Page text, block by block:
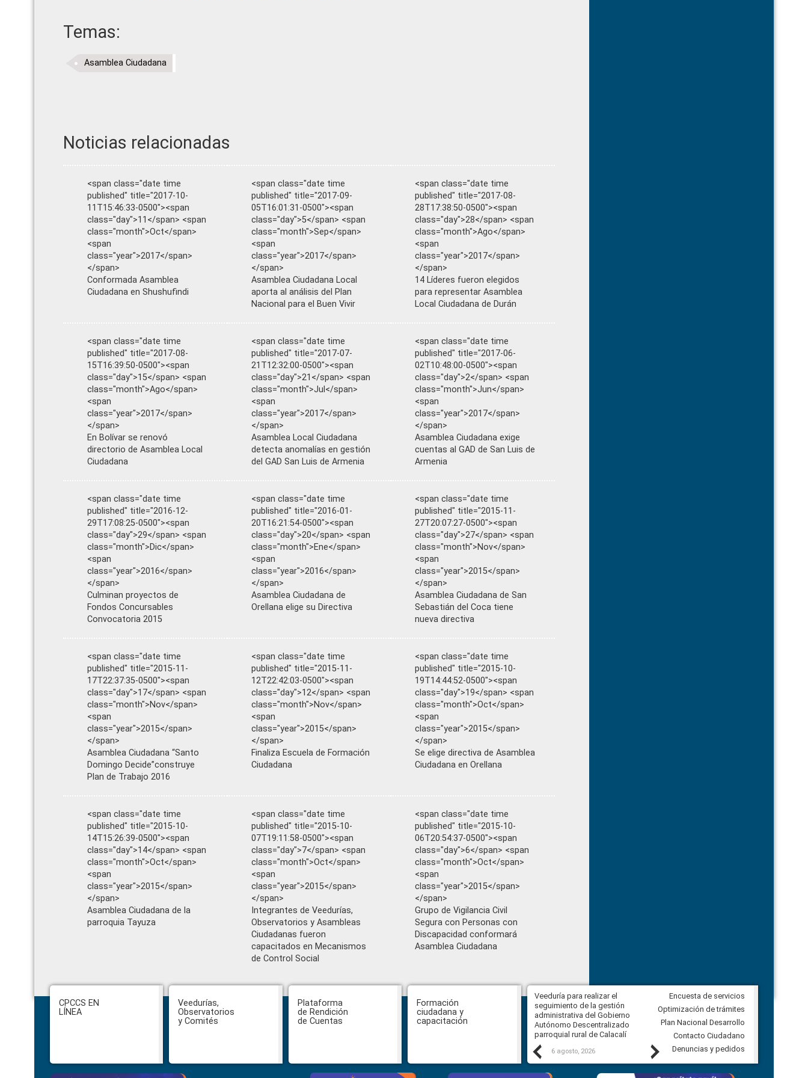
Temas:
Asamblea Ciudadana
Noticias relacionadas
<span class="date time
published" title="2017-10-
11T15:46:33-0500"><span
class="day">11</span> <span
class="month">Oct</span>
<span
class="year">2017</span>
</span>
Conformada Asamblea
Ciudadana en Shushufindi
<span class="date time
published" title="2017-09-
05T16:01:31-0500"><span
class="day">5</span> <span
class="month">Sep</span>
<span
class="year">2017</span>
</span>
Asamblea Ciudadana Local
aporta al análisis del Plan
Nacional para el Buen Vivir
<span class="date time
published" title="2017-08-
28T17:38:50-0500"><span
class="day">28</span> <span
class="month">Ago</span>
<span
class="year">2017</span>
</span>
14 Líderes fueron elegidos
para representar Asamblea
Local Ciudadana de Durán
<span class="date time
published" title="2017-08-
15T16:39:50-0500"><span
class="day">15</span> <span
class="month">Ago</span>
<span
class="year">2017</span>
</span>
En Bolívar se renovó
directorio de Asamblea Local
Ciudadana
<span class="date time
published" title="2017-07-
21T12:32:00-0500"><span
class="day">21</span> <span
class="month">Jul</span>
<span
class="year">2017</span>
</span>
Asamblea Local Ciudadana
detecta anomalías en gestión
del GAD San Luis de Armenia
<span class="date time
published" title="2017-06-
02T10:48:00-0500"><span
class="day">2</span> <span
class="month">Jun</span>
<span
class="year">2017</span>
</span>
Asamblea Ciudadana exige
cuentas al GAD de San Luis de
Armenia
<span class="date time
published" title="2016-12-
29T17:08:25-0500"><span
class="day">29</span> <span
class="month">Dic</span>
<span
class="year">2016</span>
</span>
Culminan proyectos de
Fondos Concursables
Convocatoria 2015
<span class="date time
published" title="2016-01-
20T16:21:54-0500"><span
class="day">20</span> <span
class="month">Ene</span>
<span
class="year">2016</span>
</span>
Asamblea Ciudadana de
Orellana elige su Directiva
<span class="date time
published" title="2015-11-
27T20:07:27-0500"><span
class="day">27</span> <span
class="month">Nov</span>
<span
class="year">2015</span>
</span>
Asamblea Ciudadana de San
Sebastián del Coca tiene
nueva directiva
<span class="date time
published" title="2015-11-
17T22:37:35-0500"><span
class="day">17</span> <span
class="month">Nov</span>
<span
class="year">2015</span>
</span>
Asamblea Ciudadana “Santo
Domingo Decide”construye
Plan de Trabajo 2016
<span class="date time
published" title="2015-11-
12T22:42:03-0500"><span
class="day">12</span> <span
class="month">Nov</span>
<span
class="year">2015</span>
</span>
Finaliza Escuela de Formación
Ciudadana
<span class="date time
published" title="2015-10-
19T14:44:52-0500"><span
class="day">19</span> <span
class="month">Oct</span>
<span
class="year">2015</span>
</span>
Se elige directiva de Asamblea
Ciudadana en Orellana
<span class="date time
published" title="2015-10-
14T15:26:39-0500"><span
class="day">14</span> <span
class="month">Oct</span>
<span
class="year">2015</span>
</span>
Asamblea Ciudadana de la
parroquia Tayuza
<span class="date time
published" title="2015-10-
07T19:11:58-0500"><span
class="day">7</span> <span
class="month">Oct</span>
<span
class="year">2015</span>
</span>
Integrantes de Veedurías,
Observatorios y Asambleas
Ciudadanas fueron
capacitados en Mecanismos
de Control Social
<span class="date time
published" title="2015-10-
06T20:54:37-0500"><span
class="day">6</span> <span
class="month">Oct</span>
<span
class="year">2015</span>
</span>
Grupo de Vigilancia Civil
Segura con Personas con
Discapacidad conformará
Asamblea Ciudadana
Footer
CPCCS EN
LÍNEA
Veedurías,
Observatorios
y Comités
Plataforma
de Rendición
de Cuentas
Formación
ciudadana y
capacitación
Previous
Hasta el 31 de julio se podrán
presentar impugnaciones en
contra de los postulantes al
concurso para designar Fiscal
Veeduría para realizar el
seguimiento de la gestión
administrativa del Gobierno
Autónomo Descentralizado
parroquial rural de Calacalí
6 agosto, 2026
Veeduría para vigilar los acuerdos,
derivados de la Audiencia Pública
comunidad Urbina, parroquia la
Carolina
5 agosto, 2026
Next
Encuesta de servicios
Optimización de trámites
Plan Nacional Desarrollo
Contacto Ciudadano
Denuncias y pedidos